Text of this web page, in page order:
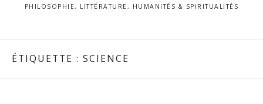
PHILOSOPHIE, LITTÉRATURE, HUMANITÉS & SPIRITUALITÉS
ÉTIQUETTE : SCIENCE